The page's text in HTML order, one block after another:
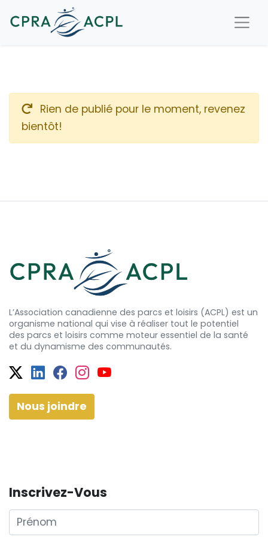
Rien de publié pour le moment, revenez
bientôt!
L’Association canadienne des parcs et loisirs (ACPL) est un
organisme national qui vise à réaliser tout le potentiel
des parcs et loisirs comme moteur essentiel de la santé
et du dynamisme des communautés.
Twitter
Facebook
Facebook
Instagram
YouTube
Nous joindre
Inscrivez-Vous
Prénom